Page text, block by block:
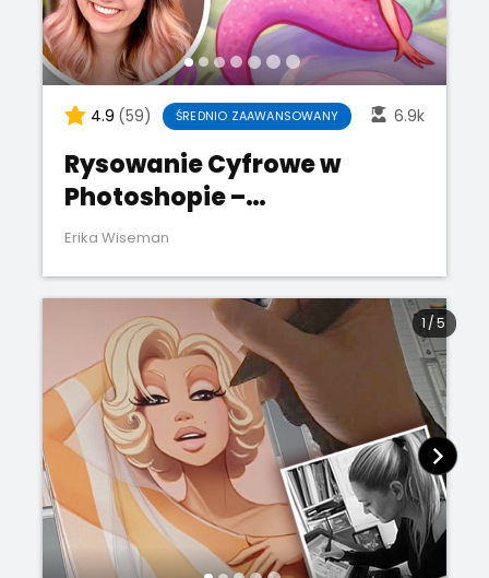
4.9 (59) ŚREDNIO ZAAWANSOWANY 6.9k
Rysowanie Cyfrowe w
Photoshopie –
Średniozaawansowany
Erika Wiseman
1 /5